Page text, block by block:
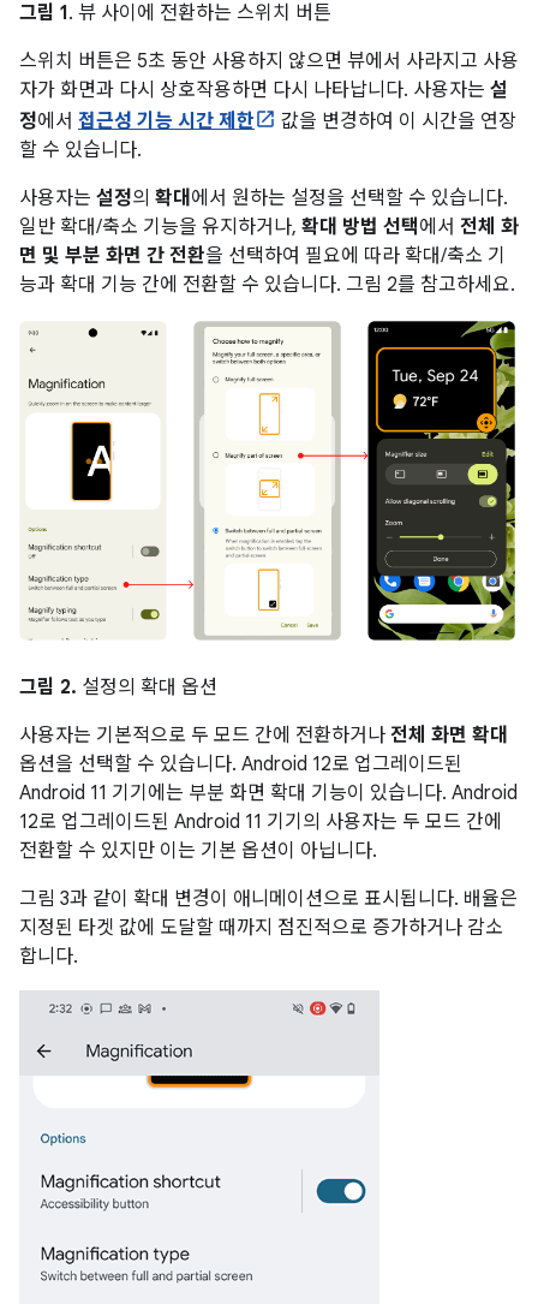
그림 1. 뷰 사이에 전환하는 스위치 버튼
스위치 버튼은 5초 동안 사용하지 않으면 뷰에서 사라지고 사용
자가 화면과 다시 상호작용하면 다시 나타납니다. 사용자는 설
정에서 접근성 기능 시간 제한
값을 변경하여 이 시간을 연장
할 수 있습니다.
사용자는 설정의 확대 에서 원하는 설정을 선택할 수 있습니다.
일반 확대/축소 기능을 유지하거나, 확대 방법 선택에서 전체 화
면 및 부분 화면 간 전환을 선택하여 필요에 따라 확대/축소 기
능과 확대 기능 간에 전환할 수 있습니다. 그림 2를 참고하세요.
그림 2. 설정의 확대 옵션
사용자는 기본적으로 두 모드 간에 전환하거나 전체 화면 확대
옵션을 선택할 수 있습니다. Android 12로 업그레이드된
Android 11 기기에는 부분 화면 확대 기능이 있습니다. Android
12로 업그레이드된 Android 11 기기의 사용자는 두 모드 간에
전환할 수 있지만 이는 기본 옵션이 아닙니다.
그림 3과 같이 확대 변경이 애니메이션으로 표시됩니다. 배율은
지정된 타겟 값에 도달할 때까지 점진적으로 증가하거나 감소
합니다.